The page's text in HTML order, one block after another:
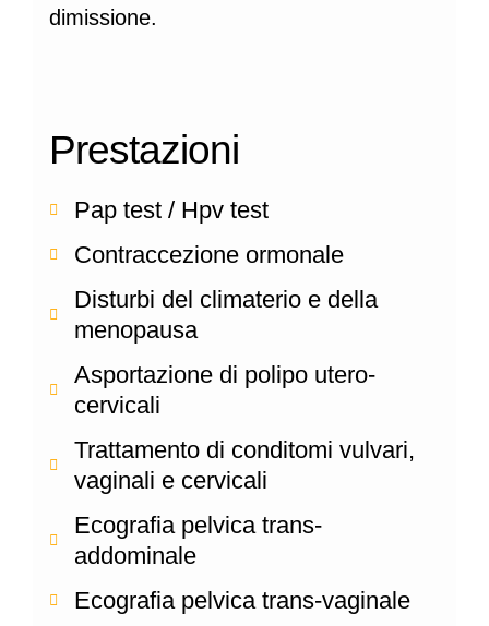
dimissione.
Prestazioni
Pap test / Hpv test
Contraccezione ormonale
Disturbi del climaterio e della
menopausa
Asportazione di polipo utero-
cervicali
Trattamento di conditomi vulvari,
vaginali e cervicali
Ecografia pelvica trans-
addominale
Ecografia pelvica trans-vaginale